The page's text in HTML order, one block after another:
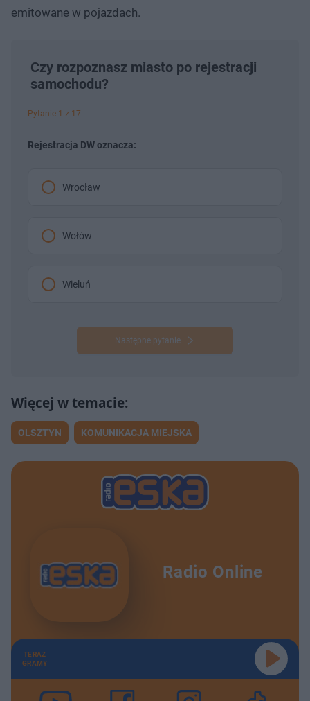
emitowane w pojazdach.
Czy rozpoznasz miasto po rejestracji
samochodu?
Pytanie 1 z 17
Rejestracja DW oznacza:
Wrocław
Wołów
Wieluń
Następne pytanie
OLSZTYN KOMUNIKACJA MIEJSKA
Radio Online
TERAZ
GRAMY